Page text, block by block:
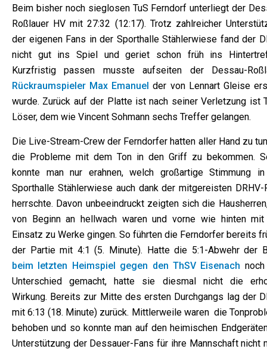
Beim bisher noch sieglosen TuS Ferndorf unterliegt der
Roßlauer HV mit 27:32 (12:17). Trotz zahlreicher
der eigenen Fans in der Sporthalle Stählerwiese fand der
nicht gut ins Spiel und geriet schon früh ins
Kurzfristig passen musste aufseiten der Dessau-
Rückraumspieler Max Emanuel der von Lennart Gleise
wurde. Zurück auf der Platte ist nach seiner Verletzung ist
Löser, dem wie Vincent Sohmann sechs Treffer gelangen.
Die Live-Stream-Crew der Ferndorfer hatten aller Hand zu
die Probleme mit dem Ton in den Griff zu bekommen.
konnte man nur erahnen, welch großartige Stimmung
Sporthalle Stählerwiese auch dank der mitgereisten DRHV-
herrschte. Davon unbeeindruckt zeigten sich die
von Beginn an hellwach waren und vorne wie hinten
Einsatz zu Werke gingen. So führten die Ferndorfer bereits
der Partie mit 4:1 (5. Minute). Hatte die 5:1-Abwehr der
beim letzten Heimspiel gegen den ThSV Eisenach
Unterschied gemacht, hatte sie diesmal nicht die
Wirkung. Bereits zur Mitte des ersten Durchgangs lag der
mit 6:13 (18. Minute) zurück. Mittlerweile waren die
behoben und so konnte man auf den heimischen
Unterstützung der Dessauer-Fans für ihre Mannschaft nicht